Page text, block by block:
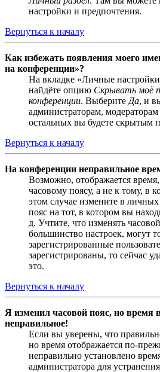
настройки и предпочтения.
Вернуться к началу
Как избежать появления моего
на конференции»?
На вкладке «Личные
найдёте опцию Скрывать моё
конференции. Выберите Да, и
администраторам,
остальных вы будете скрытым
Вернуться к началу
На конференции неправильное
Возможно, отображается
часовому поясу, а не к тому, в
этом случае измените в
пояс на тот, в котором вы
д. Учтите, что изменять
большинство настроек, могут
зарегистрированные
зарегистрированы, то сейчас
это.
Вернуться к началу
Я изменил часовой пояс, но время
неправильное!
Если вы уверены, что
но время отображается по-
неправильно установлено
администратора для